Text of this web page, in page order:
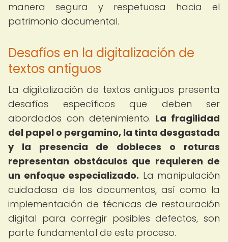
manera segura y respetuosa hacia el
patrimonio documental.
Desafíos en la digitalización de
textos antiguos
La digitalización de textos antiguos presenta
desafíos específicos que deben ser
abordados con detenimiento. La fragilidad
del papel o pergamino, la tinta desgastada
y la presencia de dobleces o roturas
representan obstáculos que requieren de
un enfoque especializado. La manipulación
cuidadosa de los documentos, así como la
implementación de técnicas de restauración
digital para corregir posibles defectos, son
parte fundamental de este proceso.